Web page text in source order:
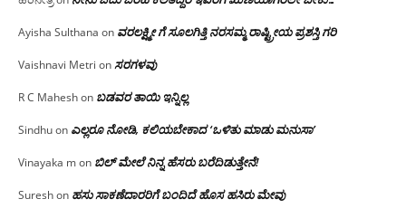
Ayisha Sulthana on ವರಲಕ್ಷ್ಮೀ ಗೆ ಸೂಲಗಿತ್ತಿ ನರಸಮ್ಮ‌ ರಾಷ್ಟ್ರೀಯ ಪ್ರಶಸ್ತಿ ಗರಿ
Vaishnavi Metri onಸರಗಳವು
R C Maheshon ಬಡವರ ತಾಯಿ ಇನ್ನಿಲ್ಲ
Sindhuon ಎಲ್ಲರೂ ನೋಡಿ, ಕಲಿಯಬೇಕಾದ ‘ಒಳಿತು ಮಾಡು ಮನುಸಾ’
Vinayaka mon ಬಿಲ್ ಮೇಲೆ ನಿನ್ನ ಹೆಸರು ಬರೆದಿಡುತ್ತೇನೆ!
Sureshon ಹಸು ಸಾಕಣೆದಾರರಿಗೆ ಬಂದಿದೆ ಹೊಸ ಹಸಿರು ಮೇವು